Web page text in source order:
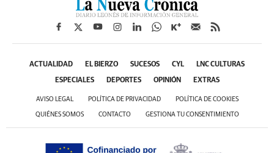
ACTUALIDAD EL BIERZO SUCESOS CYL LNC CULTURAS
ESPECIALES DEPORTES OPINIÓN EXTRAS
AVISO LEGAL POLÍTICA DE PRIVACIDAD POLÍTICA DE COOKIES
QUIÉNES SOMOS CONTACTO GESTIONA TU CONSENTIMIENTO